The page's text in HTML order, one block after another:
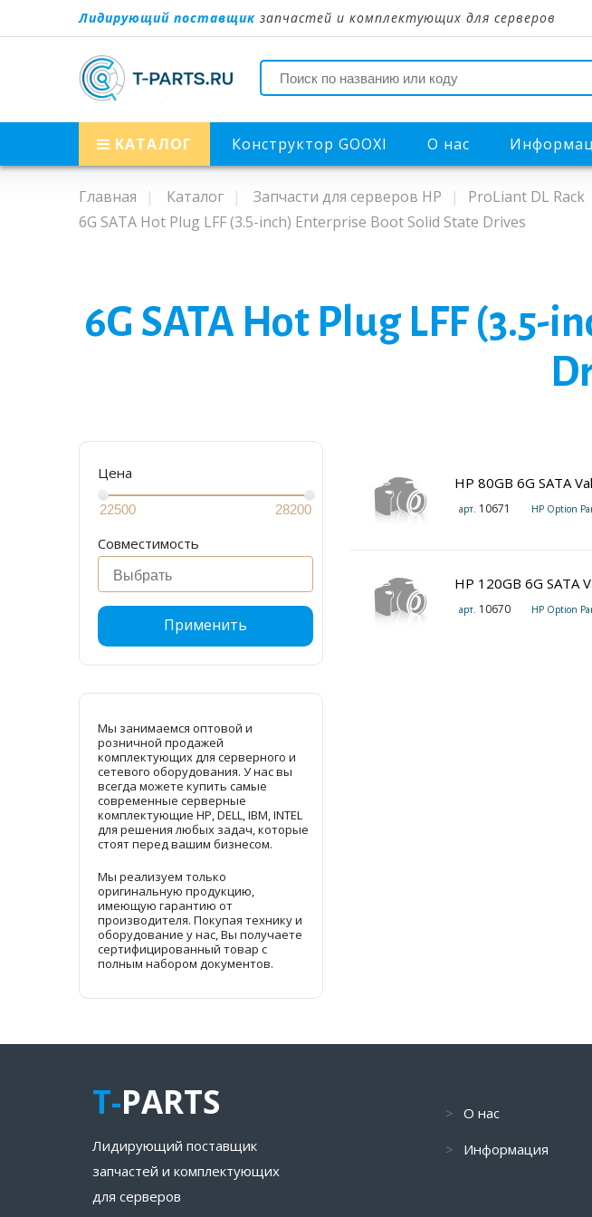
Лидирующий поставщик запчастей и комплектующих для серверов
КАТАЛОГ Конструктор GOOXI О нас
Главная Каталог Запчасти для серверов HP ProLiant DL Rack
6G SATA Hot Plug LFF (3.5-inch) Enterprise Boot Solid State Drives
6G SATA Hot Plug LFF
Цена
Совместимость
Применить
Мы занимаемся оптовой и
розничной продажей
комплектующих для серверного и
сетевого оборудования. У нас вы
всегда можете купить самые
современные серверные
комплектующие HP, DELL, IBM, INTEL
для решения любых задач, которые
стоят перед вашим бизнесом.
Мы реализуем только
оригинальную продукцию,
имеющую гарантию от
производителя. Покупая технику и
оборудование у нас, Вы получаете
сертифицированный товар с
полным набором документов.
HP 80GB 6G SATA
арт. 10671 HP Option
HP 120GB 6G SATA
арт. 10670 HP Option
T-PARTS
Лидирующий поставщик
запчастей и комплектующих
для серверов
О нас
Информация